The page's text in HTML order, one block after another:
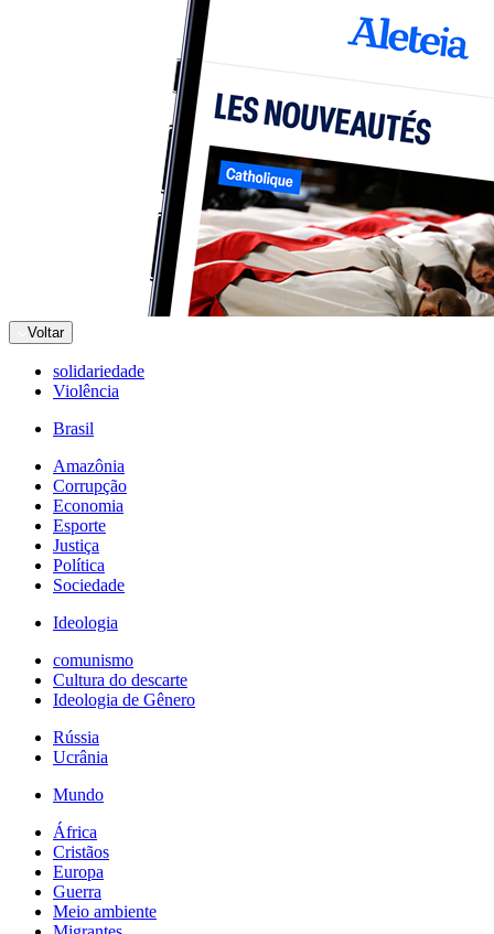
Voltar
solidariedade
Violência
Brasil
Amazônia
Corrupção
Economia
Esporte
Justiça
Política
Sociedade
Ideologia
comunismo
Cultura do descarte
Ideologia de Gênero
Rússia
Ucrânia
Mundo
África
Cristãos
Europa
Guerra
Meio ambiente